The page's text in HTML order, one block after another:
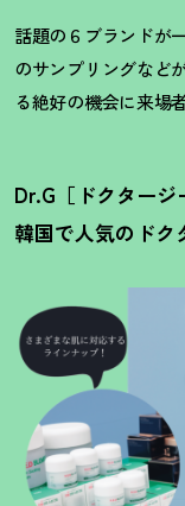
話題の６ブランドが
のサンプリングなど
る絶好の機会に来場
Dr.G［ドクタージ
韓国で人気のドク